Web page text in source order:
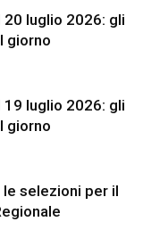
20 luglio 2026: gli
giorno
19 luglio 2026: gli
giorno
le selezioni per il